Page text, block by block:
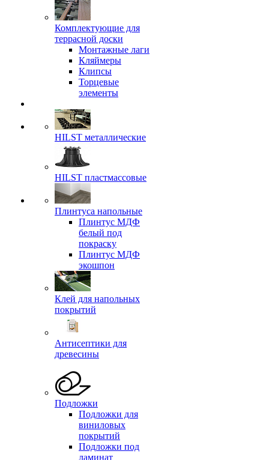
Комплектующие для
террасной доски
Монтажные лаги
Кляймеры
Клипсы
Торцевые
элементы
HILST металлические
HILST пластмассовые
Плинтуса напольные
Плинтус МДФ
белый под
покраску
Плинтус МДФ
экошпон
Клей для напольных
покрытий
Антисептики для
древесины
Подложки
Подложки для
виниловых
покрытий
Подложки под
ламинат